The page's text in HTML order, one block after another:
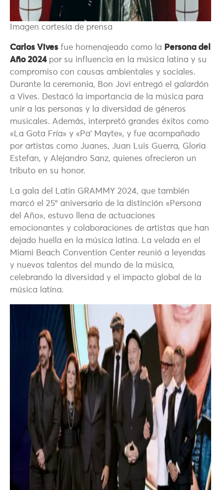
Imagen cortesía de prensa
Carlos Vives fue homenajeado como la Persona del
Año 2024 por su influencia en la música latina y su
compromiso con causas ambientales y sociales.
Durante la ceremonia, Bon Jovi entregó el galardón
a Vives. Destacó la importancia de la música para
unir a las personas y la diversidad de géneros
musicales. Además, interpretó grandes éxitos como
«La Gota Fría» y «Pa’ Mayte», y fue acompañado
por artistas como Juanes, Juan Luis Guerra, Gloria
Estefan, y Alejandro Sanz, quienes ofrecieron un
tributo en su honor.
La gala del Latin GRAMMY 2024, que también
marcó el 25º aniversario de la distinción «Persona
del Año», estuvo llena de actuaciones
emocionantes y colaboraciones de artistas que han
dejado huella en la música latina. La velada en el
Miami Beach Convention Center reunió a leyendas
y nuevos talentos del mundo de la música,
celebrando la diversidad y el impacto global de la
música latina.